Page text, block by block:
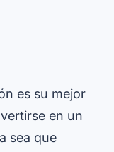
es su mejor
en un
sea que